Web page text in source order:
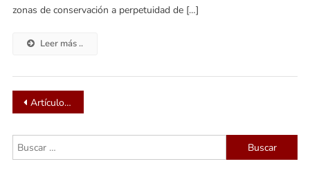
zonas de conservación a perpetuidad de […]
Leer más ..
Navegación
de
entradas
Artículos antiguos
Buscar: